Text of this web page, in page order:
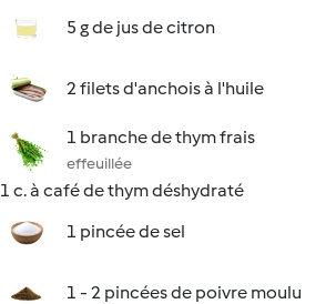
5 g de jus de citron
2 filets d'anchois à l'huile
1 branche de thym frais
effeuillée
1 c. à café de thym déshydraté
1 pincée de sel
1 - 2 pincées de poivre moulu